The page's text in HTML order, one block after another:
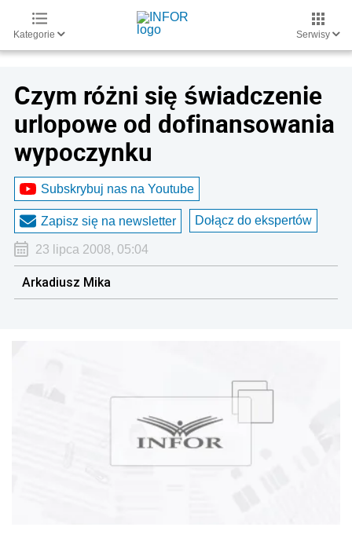
Kategorie Serwisy
Czym różni się świadczenie
urlopowe od dofinansowania
wypoczynku
Subskrybuj nas na Youtube
Zapisz się na newsletter Dołącz do ekspertów
23 lipca 2008, 05:04
Arkadiusz Mika